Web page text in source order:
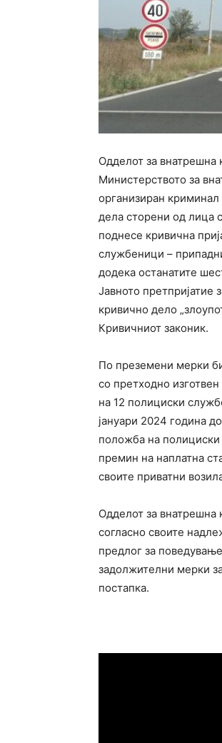
Одделот за внатрешна
Министерството за
организиран
дела сторени од лица
поднесе кривична
службеници –
додека останатите
Јавното
кривично дело
Кривичниот законик.
По преземени мерки
со претходно
на 12 полициски
јануари 2024 година
положба на
премин на наплатна
своите приватни
Одделот за внатрешна
согласно своите
предлог за
задолжителни мерки
постапка.